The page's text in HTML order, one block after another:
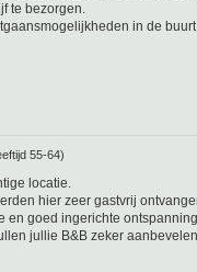
te bezorgen.
in de
55-64)
locatie.
hier zeer gastvrij
en goed ingerichte
jullie B&B zeker